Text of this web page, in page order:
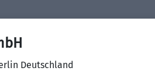
Deutschland